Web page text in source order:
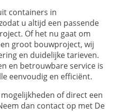
containers in
u altijd een passende
Of het nu gaat om
groot bouwproject, wij
en duidelijke tarieven.
en betrouwbare service is
eenvoudig en efficiënt.
of direct een
dan contact op met De